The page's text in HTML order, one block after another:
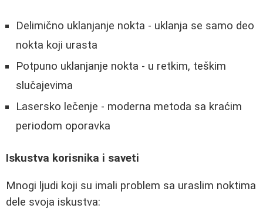
Delimično uklanjanje nokta - uklanja se samo deo
nokta koji urasta
Potpuno uklanjanje nokta - u retkim, teškim
slučajevima
Lasersko lečenje - moderna metoda sa kraćim
periodom oporavka
Iskustva korisnika i saveti
Mnogi ljudi koji su imali problem sa uraslim noktima
dele svoja iskustva: